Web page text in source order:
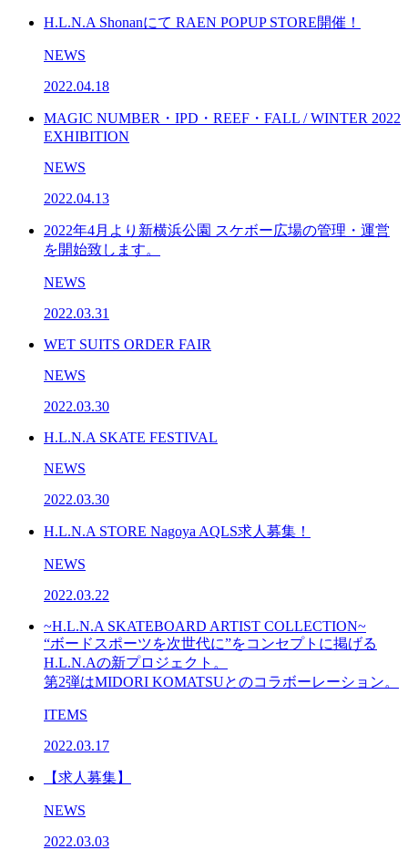
H.L.N.A Shonanにて RAEN POPUP STORE開催！
NEWS
2022.04.18
MAGIC NUMBER・IPD・REEF・FALL / WINTER 2022
EXHIBITION
NEWS
2022.04.13
2022年4月より新横浜公園 スケボー広場の管理・運営
を開始致します。
NEWS
2022.03.31
WET SUITS ORDER FAIR
NEWS
2022.03.30
H.L.N.A SKATE FESTIVAL
NEWS
2022.03.30
H.L.N.A STORE Nagoya AQLS求人募集！
NEWS
2022.03.22
~H.L.N.A SKATEBOARD ARTIST COLLECTION~
“ボードスポーツを次世代に”をコンセプトに掲げる
H.L.N.Aの新プロジェクト。
第2弾はMIDORI KOMATSUとのコラボーレーション。
ITEMS
2022.03.17
【求人募集】
NEWS
2022.03.03